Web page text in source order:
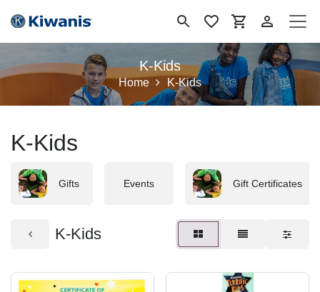
K-Kids
Home K-Kids
K-Kids
Gifts Events Gift Certificates
K-Kids